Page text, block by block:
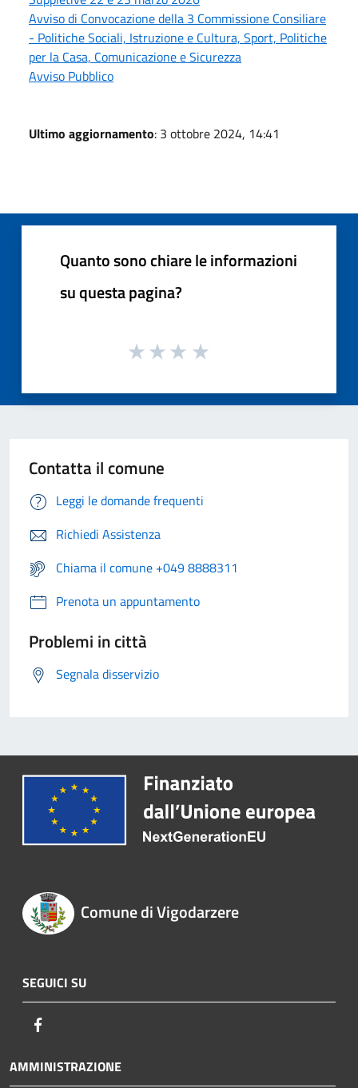
Avviso di Convocazione della 3 Commissione Consiliare
- Politiche Sociali, Istruzione e Cultura, Sport, Politiche
per la Casa, Comunicazione e Sicurezza
Avviso Pubblico
Ultimo aggiornamento: 3 ottobre 2024, 14:41
Quanto sono chiare le informazioni
su questa pagina?
Contatta il comune
Leggi le domande frequenti
Richiedi Assistenza
Chiama il comune +049 8888311
Prenota un appuntamento
Problemi in città
Segnala disservizio
Comune di Vigodarzere
SEGUICI SU
AMMINISTRAZIONE